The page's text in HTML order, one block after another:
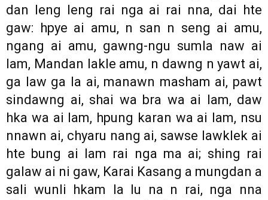
dan leng leng rai nga ai rai nna, dai hte
gaw: hpye ai amu, n san n seng ai amu,
ngang ai amu, gawng-ngu sumla naw ai
lam, Mandan lakle amu, n dawng n yawt ai,
ga law ga la ai, manawn masham ai, pawt
sindawng ai, shai wa bra wa ai lam, daw
hka wa ai lam, hpung karan wa ai lam, nsu
nnawn ai, chyaru nang ai, sawse lawklek ai
hte bung ai lam rai nga ma ai; shing rai
galaw ai ni gaw, Karai Kasang a mungdan a
sali wunli hkam la lu na n rai, nga nna